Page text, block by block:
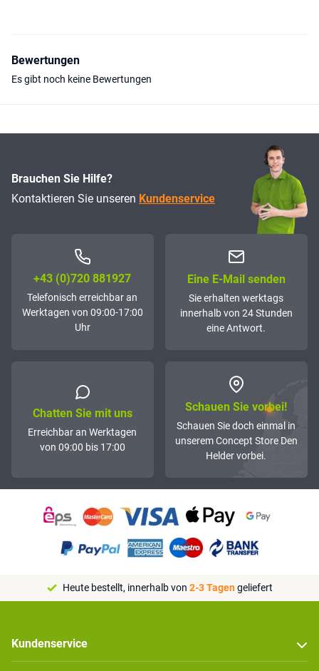
Bewertungen
Es gibt noch keine Bewertungen
Brauchen Sie Hilfe?
Kontaktieren Sie unseren Kundenservice
+43 (0)72­0 881927
Telefonisch erreichbar an
Werktagen von 09:00-17:00
Uhr
Eine E-Mail senden
Sie erhalten werktags
innerhalb von 24 Stunden
eine Antwort.
Chatten Sie mit uns
Erreichbar an Werktagen
von 09:00 bis 17:00
Schauen Sie vorbei!
Schauen Sie doch einmal in
unserem Concept Store Den
Helder vorbei.
Heute bestellt, innerhalb von 2-3 Tagengeliefert
Kundenservice